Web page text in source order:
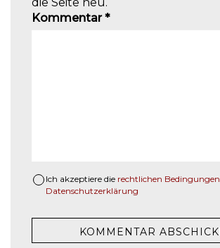
Kommentar*
Ich akzeptiere die rechtlichen Bedingungen
Datenschutzerklärung